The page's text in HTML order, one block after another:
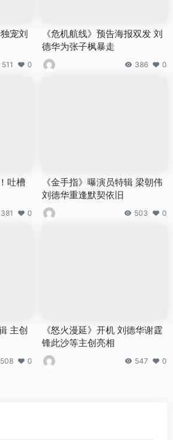
宠刘
511 0
《危机航线》预告海报双发 刘
德华为张子枫暴走
386 0
吐槽
381 0
《金手指》曝演员特辑 梁朝伟
刘德华重逢默契依旧
503 0
主创
508 0
《怒火漫延》开机 刘德华谢霆
锋此沙等主创亮相
547 0